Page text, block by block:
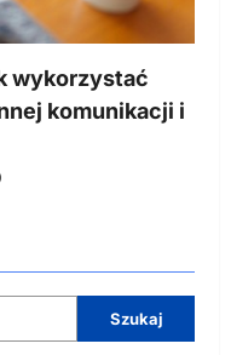
wykorzystać
komunikacji i
Szukaj